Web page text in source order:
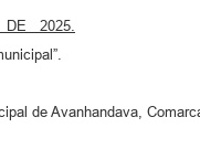
DE 2025.
de Avanhandava,